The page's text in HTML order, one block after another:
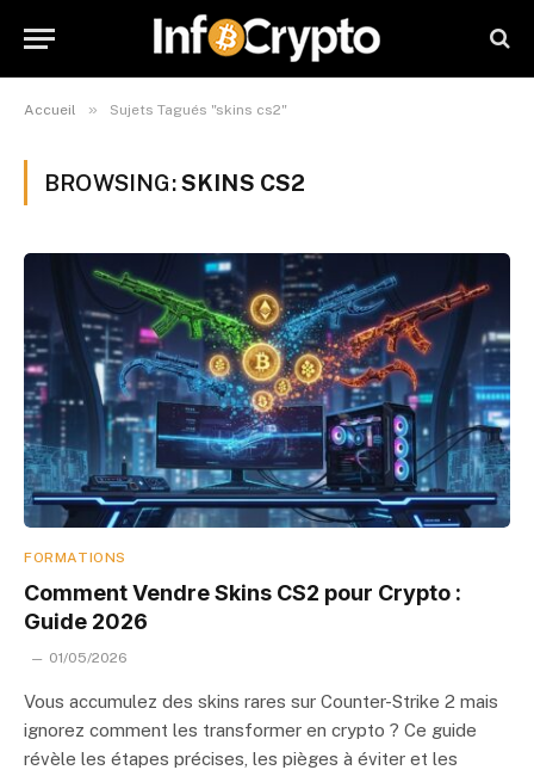
Accueil » Sujets Tagués "skins cs2"
BROWSING:SKINS CS2
FORMATIONS
Comment Vendre Skins CS2 pour Crypto :
Guide 2026
01/05/2026
Vous accumulez des skins rares sur Counter-Strike 2 mais
ignorez comment les transformer en crypto ? Ce guide
révèle les étapes précises, les pièges à éviter et les